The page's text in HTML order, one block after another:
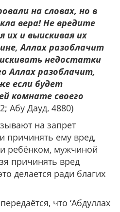
на словах, но в
вера! Не вредите
их и выискивая их
Аллах разоблачит
недостатки
Аллах разоблачит,
если будет
комнате своего
Абу Дауд, 4880)
на запрет
причинять ему вред,
ребёнком, мужчиной
причинять вред
делается ради благих
что ‘Абдуллах